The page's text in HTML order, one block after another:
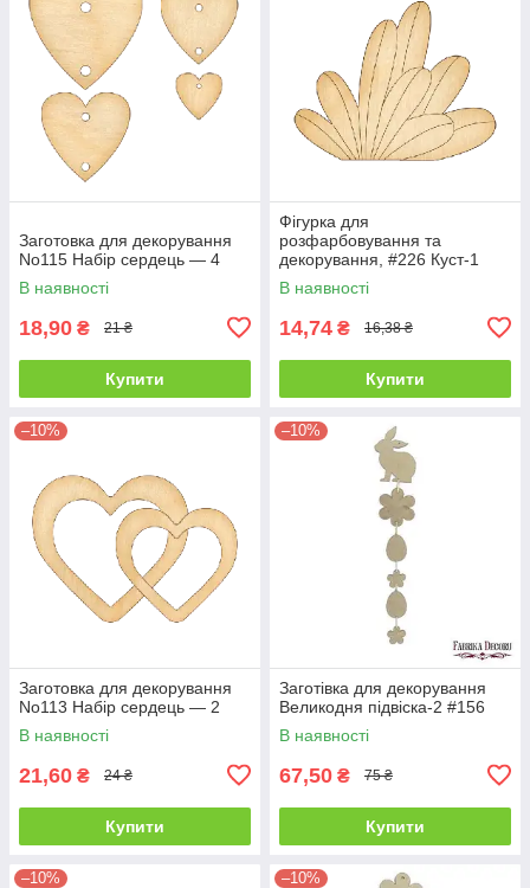
Заготовка для декорування
No115 Набір сердець — 4
В наявності
18,90 ₴ 21 ₴
Купити
Фігурка для
розфарбовування та
декорування, #226 Куст-1
В наявності
14,74 ₴ 16,38 ₴
Купити
–10%
Заготовка для декорування
No113 Набір сердець — 2
В наявності
21,60 ₴ 24 ₴
Купити
–10%
Заготівка для декорування
Великодня підвіска-2 #156
В наявності
67,50 ₴ 75 ₴
Купити
–10% –10%